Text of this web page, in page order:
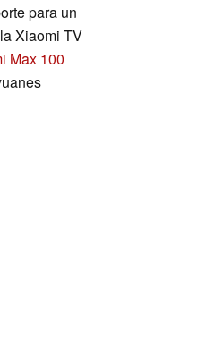
para un
Xiaomi TV
Max 100